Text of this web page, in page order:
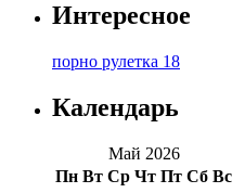
Интересное
порно рулетка 18
Календарь
Май 2026
Пн Вт Ср Чт Пт Сб Вс